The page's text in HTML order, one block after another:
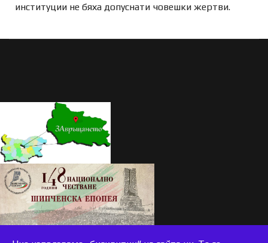
институции не бяха допуснати човешки жертви.